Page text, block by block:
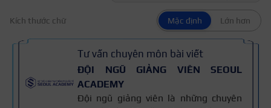
Kích thước chữ Mặc định Lớn hơn
Tư vấn chuyên môn bài viết
ĐỘI NGŨ GIẢNG VIÊN SEOUL
ACADEMY
Đội ngũ giảng viên là những chuyên